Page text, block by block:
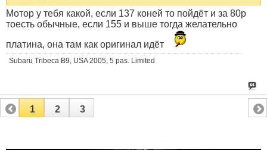
Мотор у тебя какой, если 137 коней то пойдёт и за 80р
тоесть обычные, если 155 и выше тогда желательно
платина, она там как оригинал идёт
Subaru Tribeca B9, USA 2005, 5 pas. Limited
1 2 3